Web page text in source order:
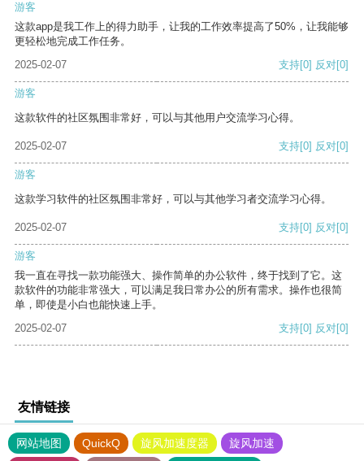
游客
这款app是我工作上的得力助手，让我的工作效率提高了50%，让我能够
更轻松地完成工作任务。
2025-02-07
支持[0] 反对[0]
游客
这款软件的社区氛围非常好，可以与其他用户交流学习心得。
2025-02-07 支持[0] 反对[0]
游客
这款学习软件的社区氛围非常好，可以与其他学习者交流学习心得。
2025-02-07 支持[0] 反对[0]
游客
我一直在寻找一款功能强大、操作简单的办公软件，终于找到了它。这
款软件的功能非常强大，可以满足我日常办公的所有需求。操作也很简
单，即使是小白也能快速上手。
2025-02-07
支持[0] 反对[0]
友情链接
网站地图 QuickQ 旋风加速度器
旋风加速